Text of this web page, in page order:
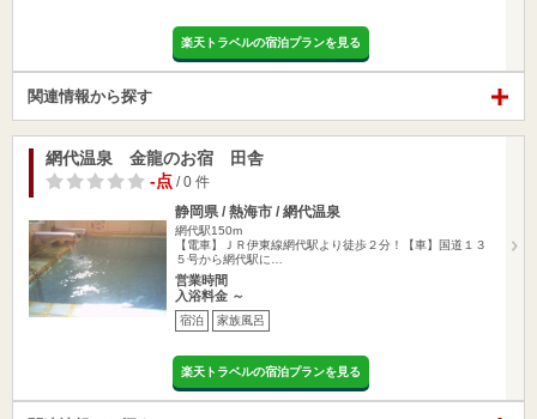
楽天トラベルの宿泊プランを見る
関連情報から探す
網代温泉 金龍のお宿 田舎
-点 / 0 件
静岡県 / 熱海市 / 網代温泉
網代駅150m
【電車】ＪＲ伊東線網代駅より徒歩２分！【車】国道１３
５号から網代駅に…
営業時間
入浴料金 ～
宿泊 家族風呂
楽天トラベルの宿泊プランを見る